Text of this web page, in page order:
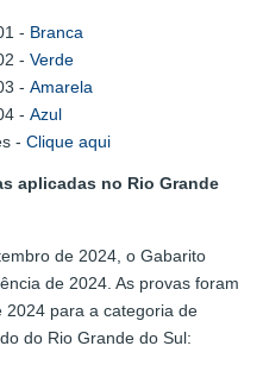
- Branca
- Verde
- Amarela
- Azul
- Clique aqui
aplicadas no Rio Grande
de 2024, o Gabarito
de 2024. As provas foram
2024 para a categoria de
do Rio Grande do Sul: